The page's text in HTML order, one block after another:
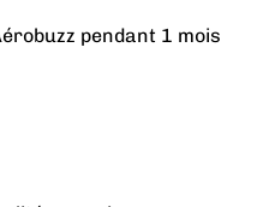
pendant 1 mois